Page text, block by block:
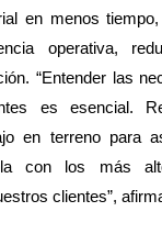
en menos
operativa,
“Entender las
es esencial.
en terreno para
con los más
clientes”,